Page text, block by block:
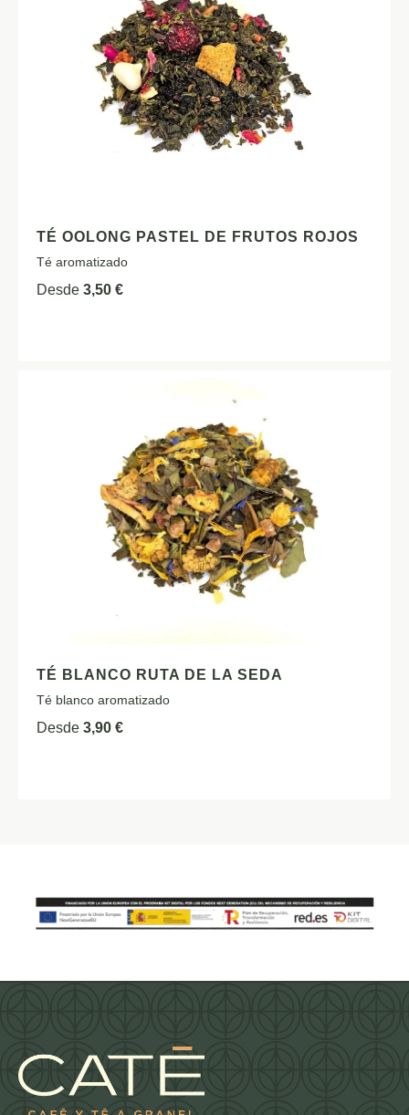
TÉ OOLONG PASTEL DE FRUTOS ROJOS
Té aromatizado
Desde 3,50 €
TÉ BLANCO RUTA DE LA SEDA
Té blanco aromatizado
Desde 3,90 €